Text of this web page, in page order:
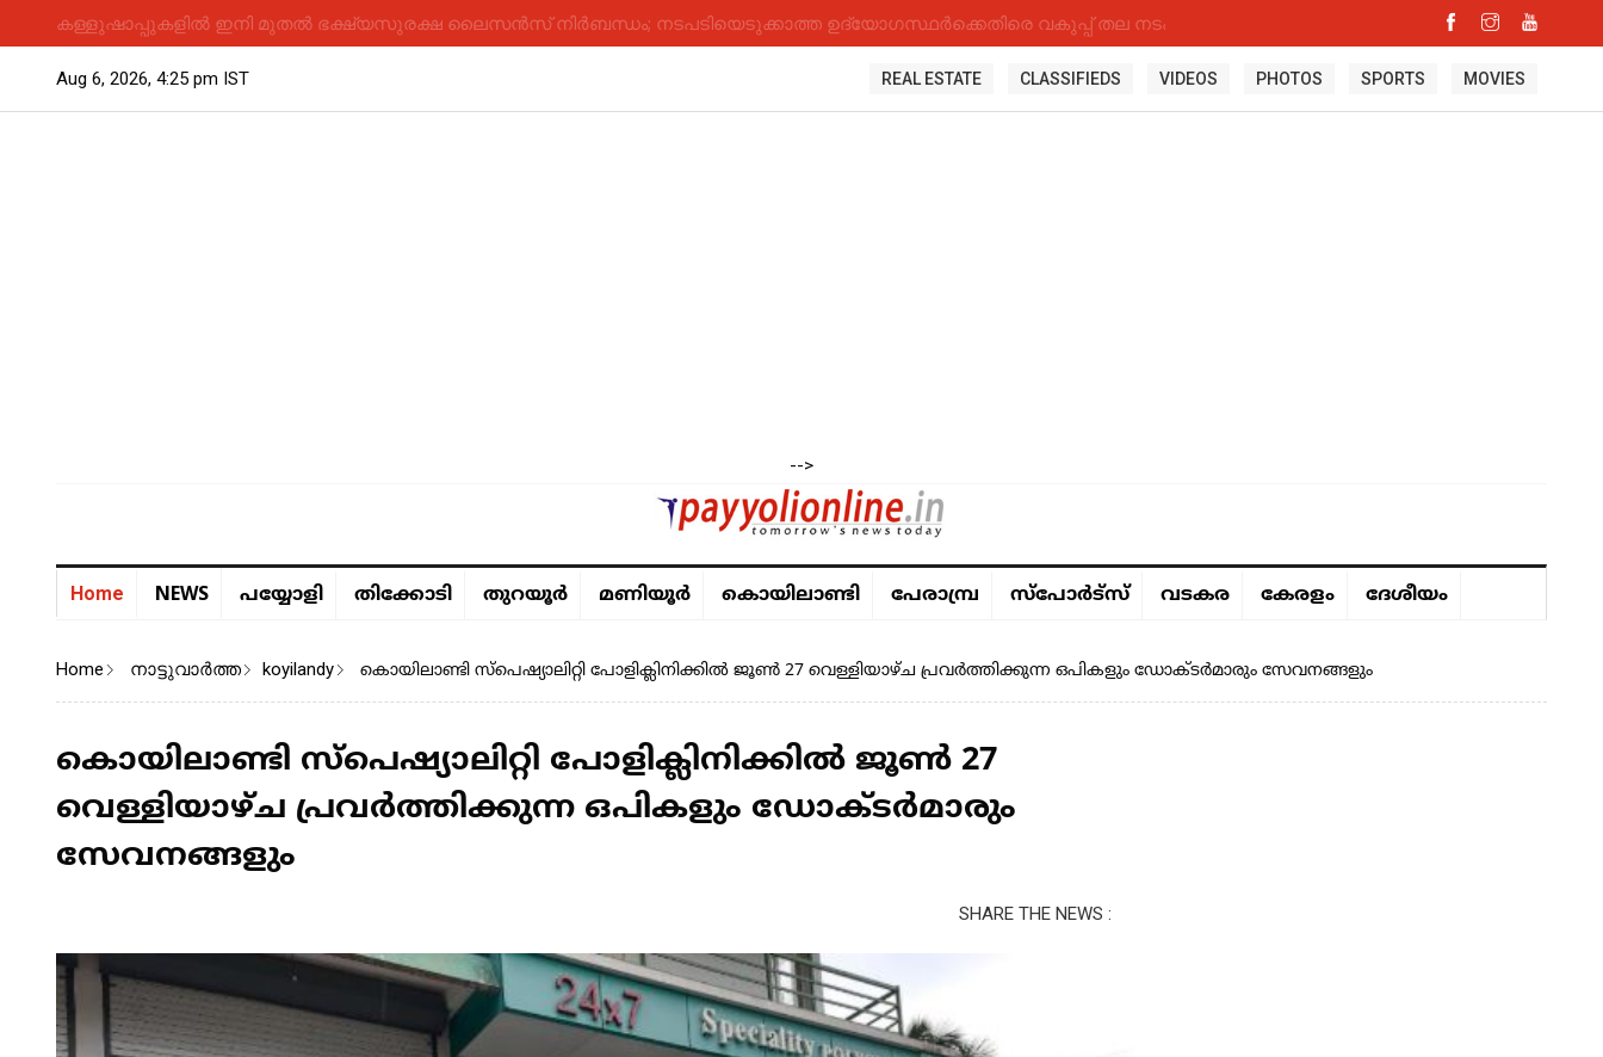
കള്ളുഷാപ്പുകളിൽ ഇനി മുതൽ ഭക്ഷ്യസുരക്ഷ ലൈസൻസ് നിർബന്ധം; നടപടിയെടുക്കാത്ത ഉദ്യോ​ഗസ്ഥർക്കെതിരെ വകുപ്പ് തല നടപടി
Aug 6, 2026, 4:25 pm IST REAL ESTATE CLASSIFIEDS VIDEOS PHOTOS SPORTS MOVIES
-->
Home NEWS പയ്യോളി തിക്കോടി തുറയൂര്‍ മണിയൂര്‍ കൊയിലാണ്ടി പേരാമ്പ്ര സ്പോർട്സ് വടകര കേരളം ദേശീയം
Home നാട്ടുവാര്‍ത്ത koyilandy കൊയിലാണ്ടി സ്പെഷ്യാലിറ്റി പോളിക്ലിനിക്കിൽ ജൂൺ 27 വെള്ളിയാഴ്ച പ്രവർത്തിക്കുന്ന ഒപികളും ഡോക്ടർമാരും സേവനങ്ങളും
കൊയിലാണ്ടി സ്പെഷ്യാലിറ്റി പോളിക്ലിനിക്കിൽ ജൂൺ 27
വെള്ളിയാഴ്ച പ്രവർത്തിക്കുന്ന ഒപികളും ഡോക്ടർമാരും
സേവനങ്ങളും
SHARE THE NEWS :